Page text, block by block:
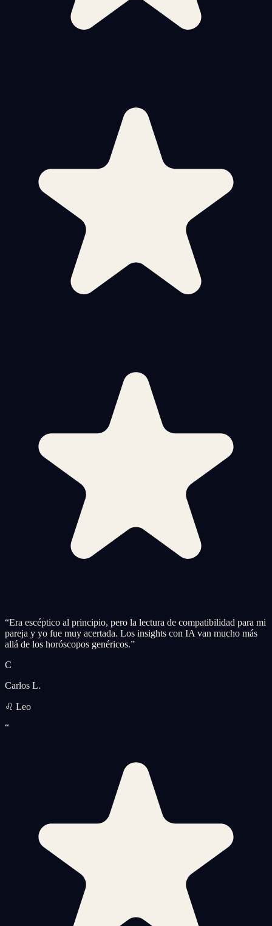
“Era escéptico al principio, pero la lectura de compatibilidad para mi
pareja y yo fue muy acertada. Los insights con IA van mucho más
allá de los horóscopos genéricos.”
C
Carlos L.
♌ Leo
“